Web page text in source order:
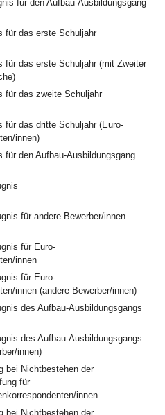
für den Aufbau-Ausbildungsgang
für das erste Schuljahr
für das erste Schuljahr (mit Zweiter
für das zweite Schuljahr
für das dritte Schuljahr (Euro-
innen)
für den Aufbau-Ausbildungsgang
für andere Bewerber/innen
für Euro-
innen
für Euro-
innen (andere Bewerber/innen)
des Aufbau-Ausbildungsgangs
des Aufbau-Ausbildungsgangs
innen)
bei Nichtbestehen der
für
innen
bei Nichtbestehen der